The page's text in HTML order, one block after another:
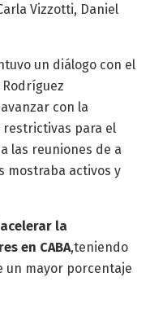
Vizzotti, Daniel
un diálogo con el
Rodríguez
avanzar con la
para el
las reuniones de a
mostraba activos y
acelerar la
en CABA,teniendo
un mayor porcentaje